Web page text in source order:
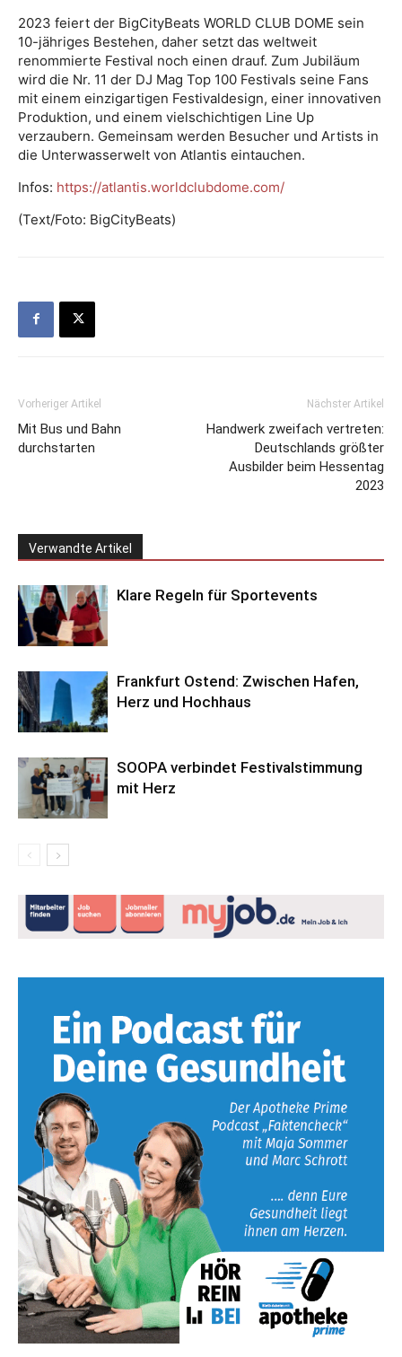
2023 feiert der BigCityBeats WORLD CLUB DOME sein
10-jähriges Bestehen, daher setzt das weltweit
renommierte Festival noch einen drauf. Zum Jubiläum
wird die Nr. 11 der DJ Mag Top 100 Festivals seine Fans
mit einem einzigartigen Festivaldesign, einer innovativen
Produktion, und einem vielschichtigen Line Up
verzaubern. Gemeinsam werden Besucher und Artists in
die Unterwasserwelt von Atlantis eintauchen.
Infos: https://atlantis.worldclubdome.com/
(Text/Foto: BigCityBeats)
Vorheriger Artikel
Mit Bus und Bahn
durchstarten
Nächster Artikel
Handwerk zweifach vertreten:
Deutschlands größter
Ausbilder beim Hessentag
2023
Verwandte Artikel
Klare Regeln für Sportevents
Frankfurt Ostend: Zwischen Hafen,
Herz und Hochhaus
SOOPA verbindet Festivalstimmung
mit Herz